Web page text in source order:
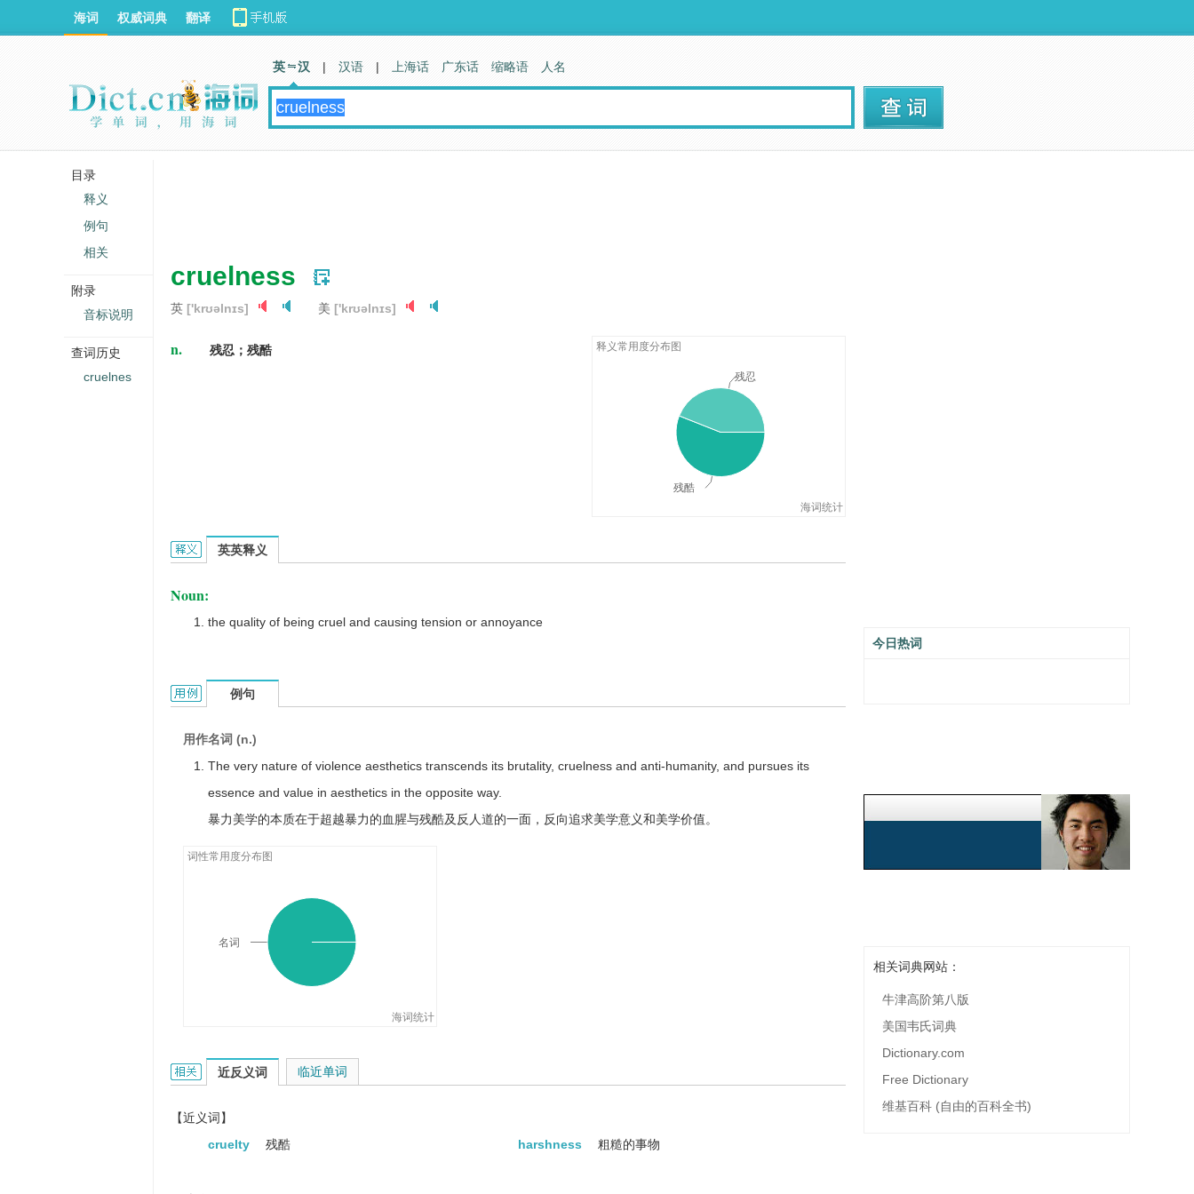
cruelness
英 ['krʊəlnɪs] 美 ['krʊəlnɪs]
n. 残忍；残酷 释义常用度分布图
海词统计
残酷
残忍
cruelness的英文翻译是什么意思，词典释义与在线翻译：
英英释义
Noun:
the quality of being cruel and causing tension or annoyance
cruelness的用法和样例：
例句
用作名词 (n.)
The very nature of violence aesthetics transcends its brutality, cruelness and anti-humanity, and pursues its
essence and value in aesthetics in the opposite way.
暴力美学的本质在于超越暴力的血腥与残酷及反人道的一面，反向追求美学意义和美学价值。
词性常用度分布图
海词统计
名词
cruelness的相关资料：
近反义词
【近义词】
cruelty
残酷 harshness 粗糙的事物
临近单词
今日热词
相关词典网站：
牛津高阶第八版
美国韦氏词典
Dictionary.com
Free Dictionary
维基百科 (自由的百科全书)
海词 权威词典 翻译
英 汉 | 汉语 | 上海话 广东话 缩略语 人名
目录
释义
例句
相关
附录
音标说明
查词历史
cruelnes